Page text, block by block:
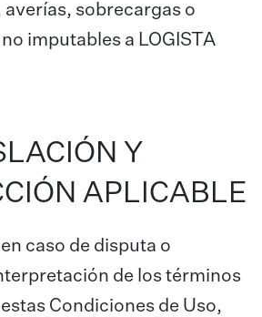
sobrecargas o
imputables a LOGISTA
Y
APLICABLE
caso de disputa o
de los términos
Condiciones de Uso,